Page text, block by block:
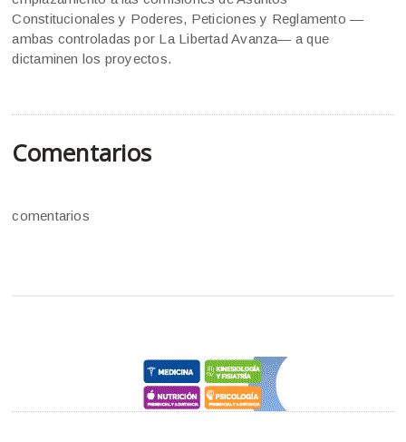
Constitucionales y Poderes, Peticiones y Reglamento —
ambas controladas por La Libertad Avanza— a que
dictaminen los proyectos.
Comentarios
comentarios